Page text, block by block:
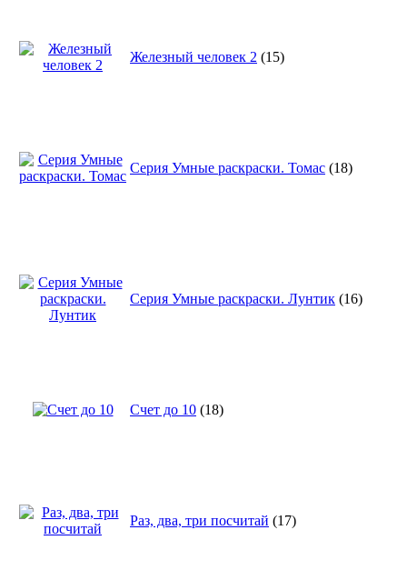
Железный человек 2 (15)
Серия Умные раскраски. Томас (18)
Серия Умные раскраски. Лунтик (16)
Счет до 10 (18)
Раз, два, три посчитай (17)